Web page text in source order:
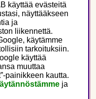
käyttää evästeitä
näyttääkseen
ja
liikennettä.
käytämme
tarkoituksiin.
käyttää
muuttaa
painikkeen kautta.
ja